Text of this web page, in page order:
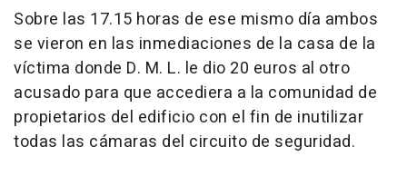
Sobre las 17.15 horas de ese mismo día ambos
se vieron en las inmediaciones de la casa de la
víctima donde D. M. L. le dio 20 euros al otro
acusado para que accediera a la comunidad de
propietarios del edificio con el fin de inutilizar
todas las cámaras del circuito de seguridad.